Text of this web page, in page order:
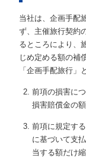
当社は、企画手配
ず、主催旅行契約
るところにより、
じめ定める額の補
「企画手配旅行」
前項の損害に
損害賠償金の
前項に規定す
に基づいて支
当する額だけ